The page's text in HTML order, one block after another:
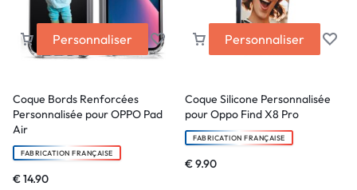
Personnaliser
Coque Bords Renforcées
Personnalisée pour OPPO Pad
Air
FABRICATION FRANÇAISE
€14.90
Personnaliser
Coque Silicone Personnalisée
pour Oppo Find X8 Pro
FABRICATION FRANÇAISE
€9.90